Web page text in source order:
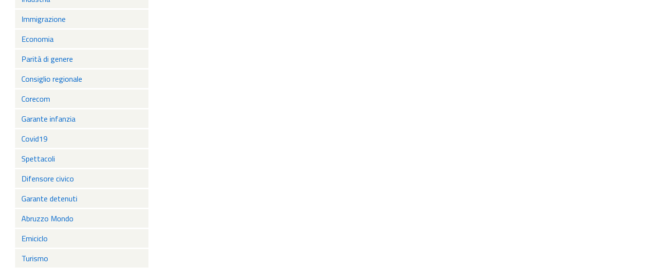
Immigrazione
Economia
Parità di genere
Consiglio regionale
Corecom
Garante infanzia
Covid19
Spettacoli
Difensore civico
Garante detenuti
Abruzzo Mondo
Emiciclo
Turismo